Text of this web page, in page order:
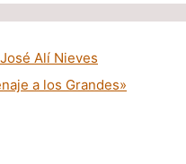
Alí Nieves
a los Grandes»